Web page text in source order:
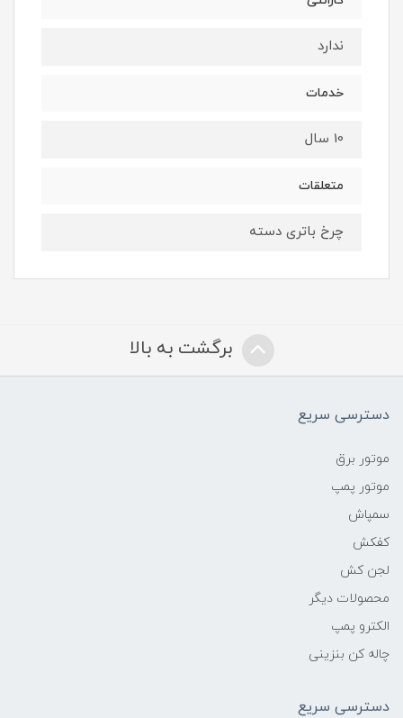
ندارد
خدمات
10 سال
متعلقات
چرخ باتری دسته
برگشت به بالا
دسترسی سریع
موتور برق
موتور پمپ
سمپاش
کفکش
لجن کش
محصولات دیگر
الکترو پمپ
چاله کن بنزینی
دسترسی سریع